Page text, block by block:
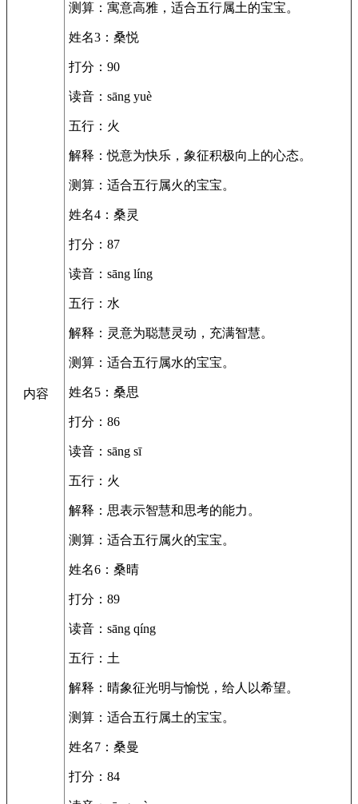
内容
测算：寓意高雅，适合五行属土的宝宝。
姓名3：桑悦
打分：90
读音：sāng yuè
五行：火
解释：悦意为快乐，象征积极向上的心态。
测算：适合五行属火的宝宝。
姓名4：桑灵
打分：87
读音：sāng líng
五行：水
解释：灵意为聪慧灵动，充满智慧。
测算：适合五行属水的宝宝。
姓名5：桑思
打分：86
读音：sāng sī
五行：火
解释：思表示智慧和思考的能力。
测算：适合五行属火的宝宝。
姓名6：桑晴
打分：89
读音：sāng qíng
五行：土
解释：晴象征光明与愉悦，给人以希望。
测算：适合五行属土的宝宝。
姓名7：桑曼
打分：84